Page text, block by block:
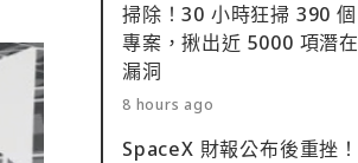
掃除！30 小時狂掃 390 個
專案，揪出近 5000 項潛在
漏洞
8 hours ago
SpaceX 財報公布後重挫！